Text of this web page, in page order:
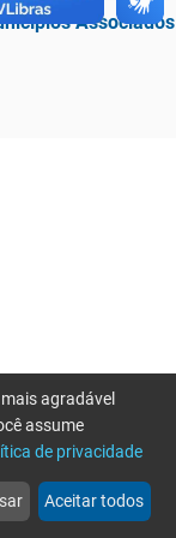
Associados
web more_horiz
Mais
agradável
assume
de privacidade
Aceitar todos